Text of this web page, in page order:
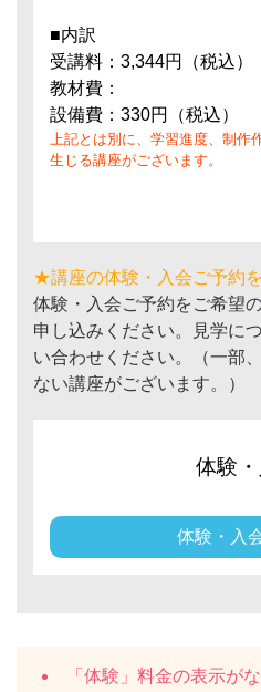
■内訳
受講料：3,344円（税込）
教材費：
設備費：330円（税込）
上記とは別に、学習進度、制作
生じる講座がございます。
★講座の体験・入会ご予約
体験・入会ご予約をご希望
申し込みください。見学に
い合わせください。（一部
ない講座がございます。）
体験
体験・入
「体験」料金の表示が